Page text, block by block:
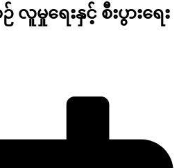
လူမှုရေးနှင့် စီးပွားရေး